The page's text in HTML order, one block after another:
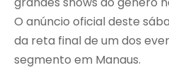
O anúncio oficial deste
da reta final de um dos
segmento em Manaus.